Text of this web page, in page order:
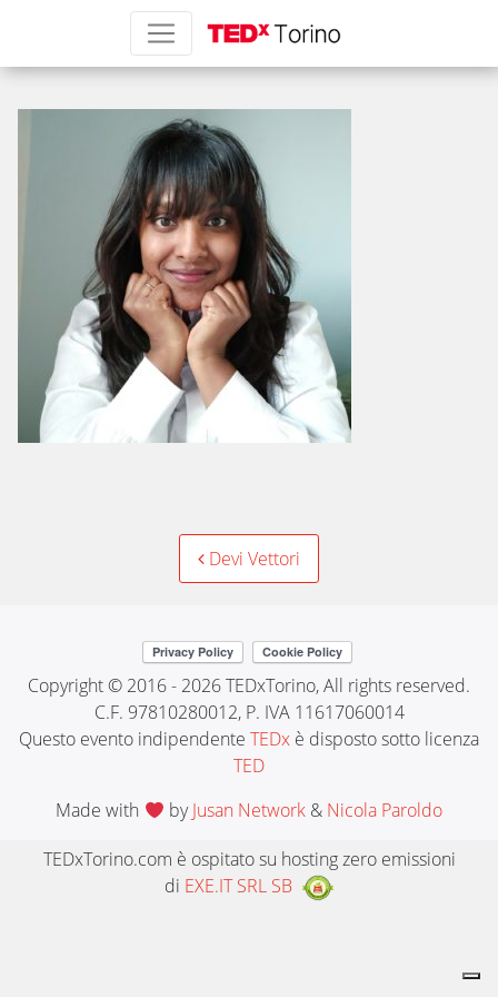
Devi Vettori
Devi Vettori
Copyright © 2016 - 2026 TEDxTorino, All rights reserved.
C.F. 97810280012, P. IVA 11617060014
Questo evento indipendente TEDx è disposto sotto licenza
TED
Made with
byJusan Network& Nicola Paroldo
TEDxTorino.com è ospitato su hosting zero emissioni
di EXE.IT SRL SB